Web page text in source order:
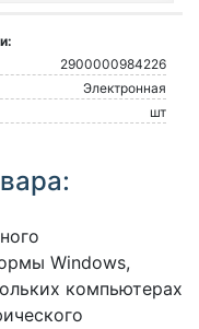
2900000984226
Электронная
шт
Windows,
компьютерах